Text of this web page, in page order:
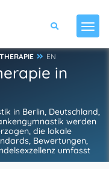
EN
in
in Berlin, Deutschland,
werden
die lokale
Bewertungen,
umfasst